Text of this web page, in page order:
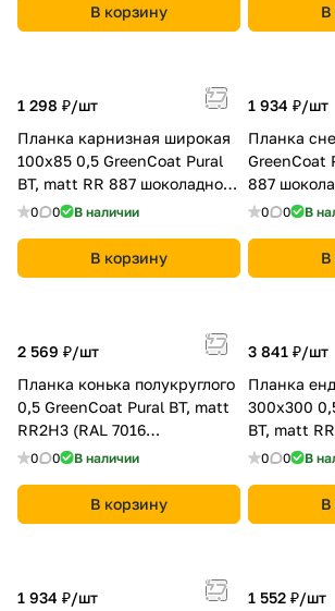
В корзину В
1 298 ₽/шт
Планка карнизная широкая
100х85 0,5 GreenCoat Pural
BT, matt RR 887 шоколадно-
коричневый (RAL 8017
0 0 В наличии
В корзину
1 934 ₽/шт
Планка
GreenCoat
887
(RAL 8017
0 0 В
В
2 569 ₽/шт
Планка конька полукруглого
0,5 GreenCoat Pural BT, matt
RR2Н3 (RAL 7016
антрацитово-серый)
0 0 В наличии
В корзину
3 841 ₽/шт
Планка
300х300
BT, matt
0 0 В
В
1 934 ₽/шт
1 552 ₽/шт